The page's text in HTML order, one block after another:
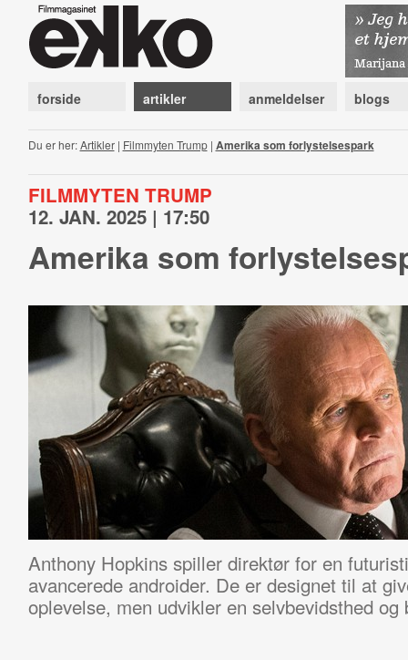
forside artikler anmeldelser blogs
Du er her:Artikler| Filmmyten Trump| Amerika som forlystelsespark
FILMMYTEN TRUMP
12. JAN. 2025 | 17:50
Amerika som
Anthony Hopkins spiller direktør for en
avancerede androider. De er designet til at
oplevelse, men udvikler en selvbevidsthed og